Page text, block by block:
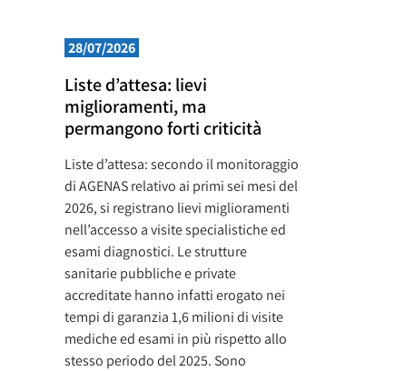
28/07/2026
Liste d’attesa: lievi
miglioramenti, ma
permangono forti criticità
Liste d’attesa: secondo il monitoraggio
di AGENAS relativo ai primi sei mesi del
2026, si registrano lievi miglioramenti
nell’accesso a visite specialistiche ed
esami diagnostici. Le strutture
sanitarie pubbliche e private
accreditate hanno infatti erogato nei
tempi di garanzia 1,6 milioni di visite
mediche ed esami in più rispetto allo
stesso periodo del 2025. Sono